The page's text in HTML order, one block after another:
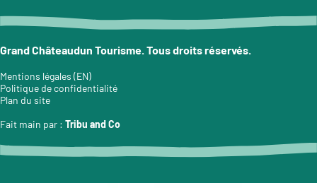
Grand Châteaudun Tourisme. Tous droits réservés.
Mentions légales (EN)
Politique de confidentialité
Plan du site
Fait main par : Tribu and Co